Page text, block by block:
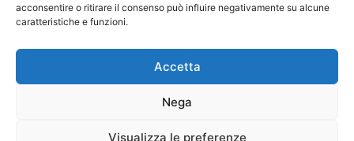
acconsentire o ritirare il consenso può influire negativamente su alcune
caratteristiche e funzioni.
Accetta
Nega
Visualizza le preferenze